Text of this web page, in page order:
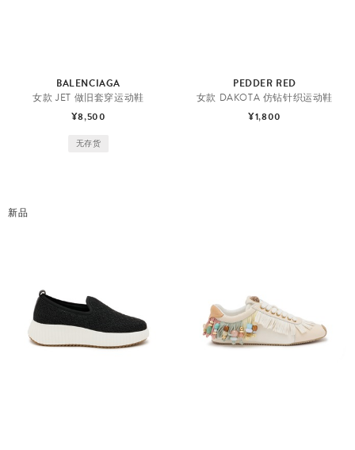
BALENCIAGA
女款 JET 做旧套穿运动鞋
¥8,500
无存货
PEDDER RED
女款 DAKOTA 仿钻针织运动鞋
¥1,800
新品